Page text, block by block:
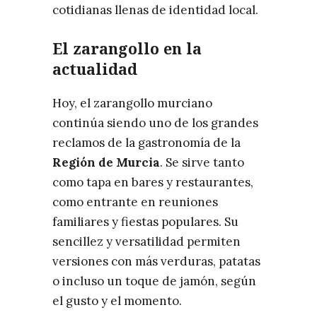
cotidianas llenas de identidad local.
El zarangollo en la
actualidad
Hoy, el zarangollo murciano
continúa siendo uno de los grandes
reclamos de la gastronomía de la
Región de Murcia. Se sirve tanto
como tapa en bares y restaurantes,
como entrante en reuniones
familiares y fiestas populares. Su
sencillez y versatilidad permiten
versiones con más verduras, patatas
o incluso un toque de jamón, según
el gusto y el momento.